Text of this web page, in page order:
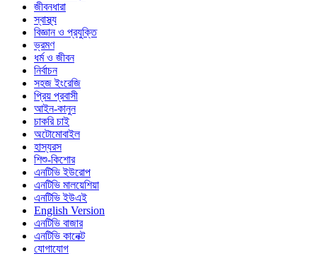
জীবনধারা
স্বাস্থ্য
বিজ্ঞান ও প্রযুক্তি
ভ্রমণ
ধর্ম ও জীবন
নির্বাচন
সহজ ইংরেজি
প্রিয় প্রবাসী
আইন-কানুন
চাকরি চাই
অটোমোবাইল
হাস্যরস
শিশু-কিশোর
এনটিভি ইউরোপ
এনটিভি মালয়েশিয়া
এনটিভি ইউএই
English Version
এনটিভি বাজার
এনটিভি কানেক্ট
যোগাযোগ